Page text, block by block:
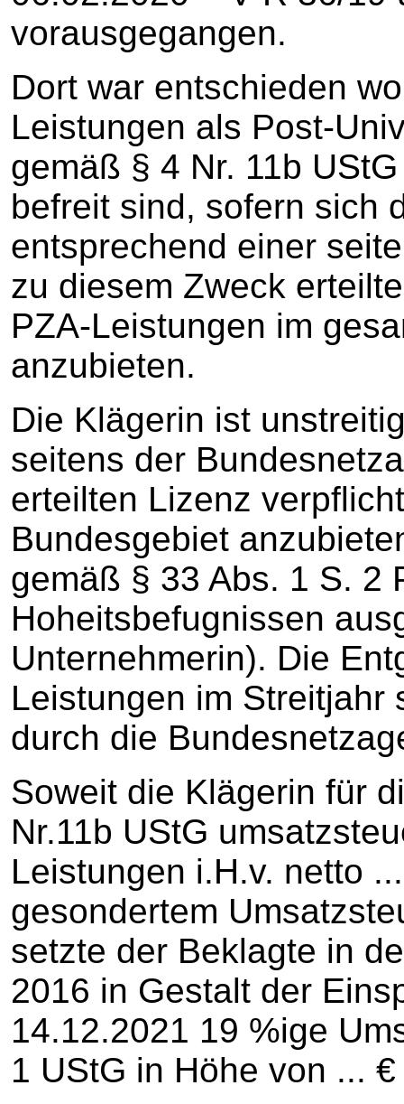
vorausgegangen.
Dort war entschieden
Leistungen als Post-
gemäß § 4 Nr. 11b
befreit sind, sofern sich
entsprechend einer
zu diesem Zweck
PZA-Leistungen im
anzubieten.
Die Klägerin ist
seitens der
erteilten Lizenz
Bundesgebiet
gemäß § 33 Abs. 1 S. 2
Hoheitsbefugnissen
Unternehmerin). Die
Leistungen im Streitjahr
durch die
Soweit die Klägerin für
Nr.11b UStG
Leistungen i.H.v. netto
gesondertem
setzte der Beklagte in
2016 in Gestalt der
14.12.2021 19 %ige
1 UStG in Höhe von ...